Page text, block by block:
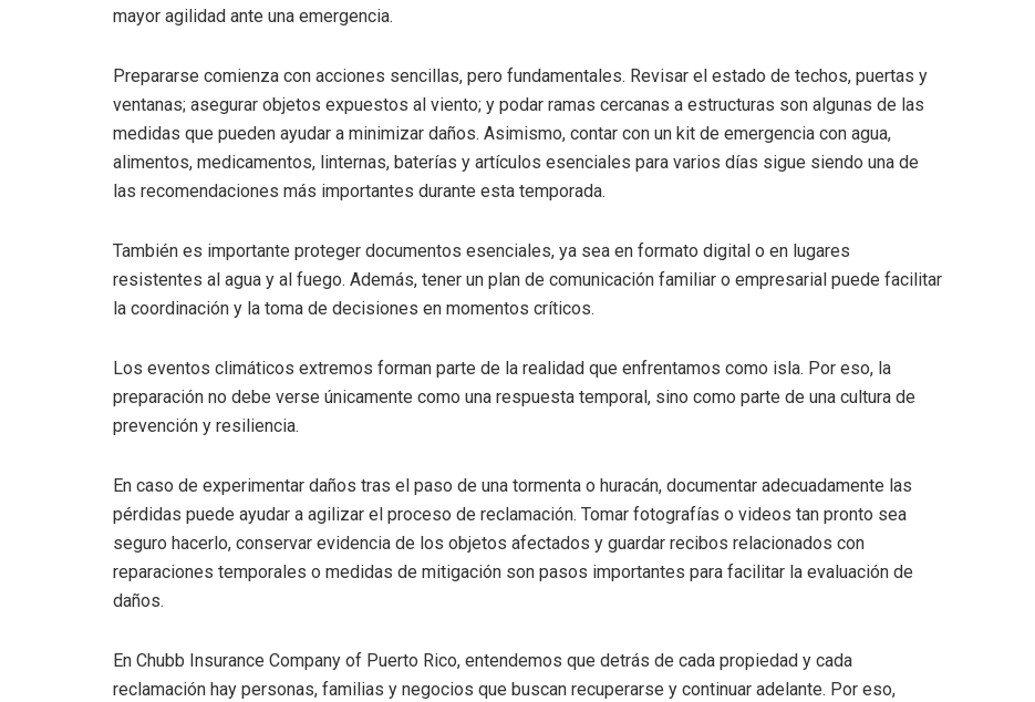
mayor agilidad ante una emergencia.
Prepararse comienza con acciones sencillas, pero fundamentales. Revisar el estado de techos, puertas y
ventanas; asegurar objetos expuestos al viento; y podar ramas cercanas a estructuras son algunas de las
medidas que pueden ayudar a minimizar daños. Asimismo, contar con un kit de emergencia con agua,
alimentos, medicamentos, linternas, baterías y artículos esenciales para varios días sigue siendo una de
las recomendaciones más importantes durante esta temporada.
También es importante proteger documentos esenciales, ya sea en formato digital o en lugares
resistentes al agua y al fuego. Además, tener un plan de comunicación familiar o empresarial puede facilitar
la coordinación y la toma de decisiones en momentos críticos.
Los eventos climáticos extremos forman parte de la realidad que enfrentamos como isla. Por eso, la
preparación no debe verse únicamente como una respuesta temporal, sino como parte de una cultura de
prevención y resiliencia.
En caso de experimentar daños tras el paso de una tormenta o huracán, documentar adecuadamente las
pérdidas puede ayudar a agilizar el proceso de reclamación. Tomar fotografías o videos tan pronto sea
seguro hacerlo, conservar evidencia de los objetos afectados y guardar recibos relacionados con
reparaciones temporales o medidas de mitigación son pasos importantes para facilitar la evaluación de
daños.
En Chubb Insurance Company of Puerto Rico, entendemos que detrás de cada propiedad y cada
reclamación hay personas, familias y negocios que buscan recuperarse y continuar adelante. Por eso,